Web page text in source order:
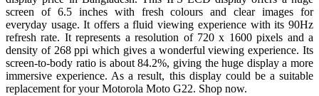
screen of 6.5 inches with fresh colours and clear images for
everyday usage. It offers a fluid viewing experience with its 90Hz
refresh rate. It represents a resolution of 720 x 1600 pixels and a
density of 268 ppi which gives a wonderful viewing experience. Its
screen-to-body ratio is about 84.2%, giving the huge display a more
immersive experience. As a result, this display could be a suitable
replacement for your Motorola Moto G22. Shop now.